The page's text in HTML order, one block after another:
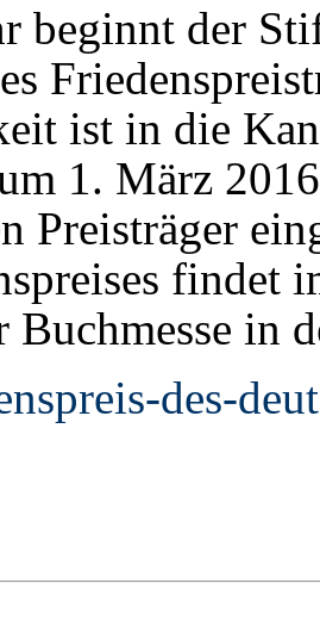
beginnt der
ist in die
1. März
Preisträger
findet
Buchmesse in
des-